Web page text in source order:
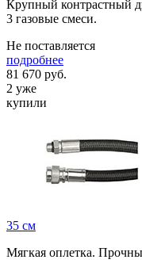
Крупный контрастный
3 газовые смеси.
Не поставляется
подробнее
81 670 руб.
2 уже
купили
35 см
Мягкая оплетка.